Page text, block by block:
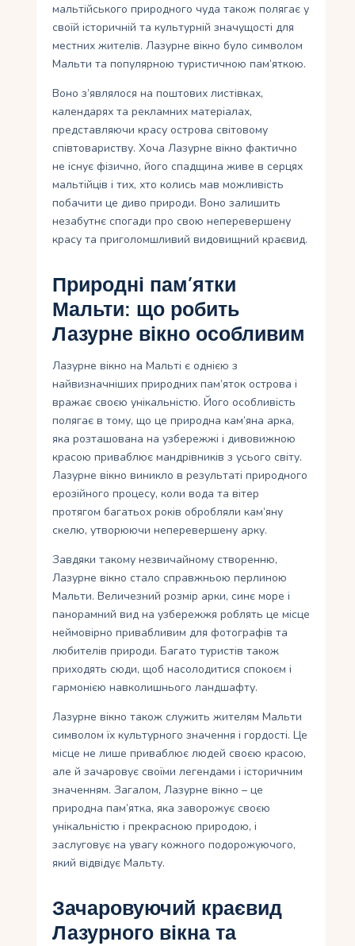
мальтійського природного чуда також полягає у
своїй історичній та культурній значущості для
местних жителів. Лазурне вікно було символом
Мальти та популярною туристичною пам’яткою.
Воно з’являлося на поштових листівках,
календарях та рекламних матеріалах,
представляючи красу острова світовому
співтовариству. Хоча Лазурне вікно фактично
не існує фізично, його спадщина живе в серцях
мальтійців і тих, хто колись мав можливість
побачити це диво природи. Воно залишить
незабутнє спогади про свою неперевершену
красу та приголомшливий видовищний краєвид.
Природні пам’ятки
Мальти: що робить
Лазурне вікно особливим
Лазурне вікно на Мальті є однією з
найвизначніших природних пам’яток острова і
вражає своєю унікальністю. Його особливість
полягає в тому, що це природна кам’яна арка,
яка розташована на узбережжі і дивовижною
красою приваблює мандрівників з усього світу.
Лазурне вікно виникло в результаті природного
ерозійного процесу, коли вода та вітер
протягом багатьох років обробляли кам’яну
скелю, утворюючи неперевершену арку.
Завдяки такому незвичайному створенню,
Лазурне вікно стало справжньою перлиною
Мальти. Величезний розмір арки, синє море і
панорамний вид на узбережжя роблять це місце
неймовірно привабливим для фотографів та
любителів природи. Багато туристів також
приходять сюди, щоб насолодитися спокоєм і
гармонією навколишнього ландшафту.
Лазурне вікно також служить жителям Мальти
символом їх культурного значення і гордості. Це
місце не лише приваблює людей своєю красою,
але й зачаровує своїми легендами і історичним
значенням. Загалом, Лазурне вікно – це
природна пам’ятка, яка заворожує своєю
унікальністю і прекрасною природою, і
заслуговує на увагу кожного подорожуючого,
який відвідує Мальту.
Зачаровуючий краєвид
Лазурного вікна та